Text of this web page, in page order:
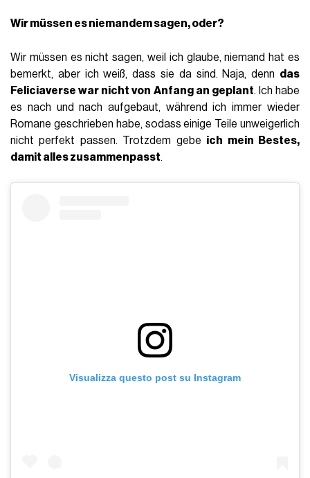
Wir müssen es niemandem sagen, oder?
Wir müssen es nicht sagen, weil ich glaube, niemand hat es
bemerkt, aber ich weiß, dass sie da sind. Naja, denn das
Feliciaverse war nicht von Anfang an geplant. Ich habe
es nach und nach aufgebaut, während ich immer wieder
Romane geschrieben habe, sodass einige Teile unweigerlich
nicht perfekt passen. Trotzdem gebe ich mein Bestes,
damit alles zusammenpasst.
Visualizza questo post su Instagram